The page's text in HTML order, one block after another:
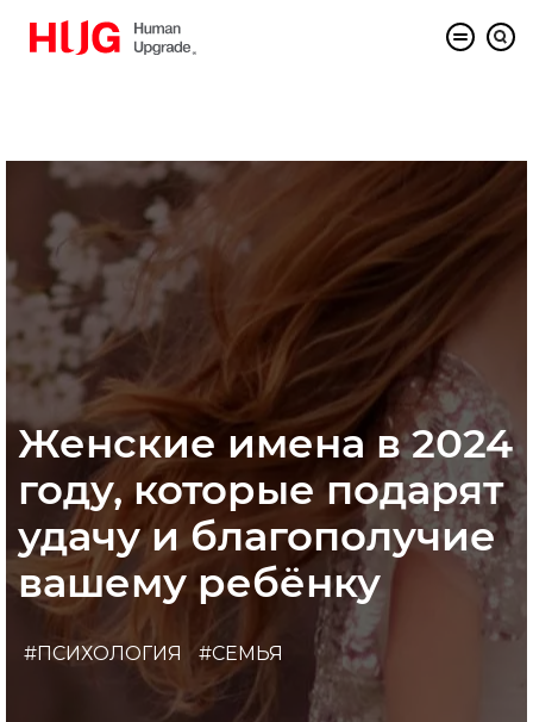
Женские имена в 2024
году, которые подарят
удачу и благополучие
вашему ребёнку
#ПСИХОЛОГИЯ #СЕМЬЯ